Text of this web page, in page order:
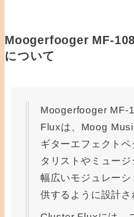
Moogerfooger MF-
について
Moogerfooger MF-
Fluxは、Moog
ギターエフェクト
タリストやミュー
幅広いモジュレー
供するように設計さ